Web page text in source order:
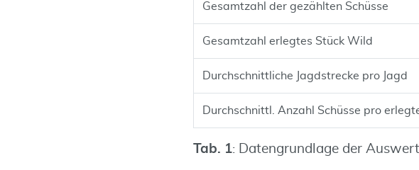
Gesamtzahl der gezählten Schüsse
Gesamtzahl erlegtes Stück Wild
Durchschnittliche Jagdstrecke pro Jagd
Durchschnittl. Anzahl Schüsse pro
Tab. 1: Datengrundlage der